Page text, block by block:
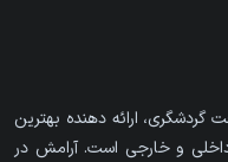
ارائه دهنده بهترین
و خارجی است. آرامش در